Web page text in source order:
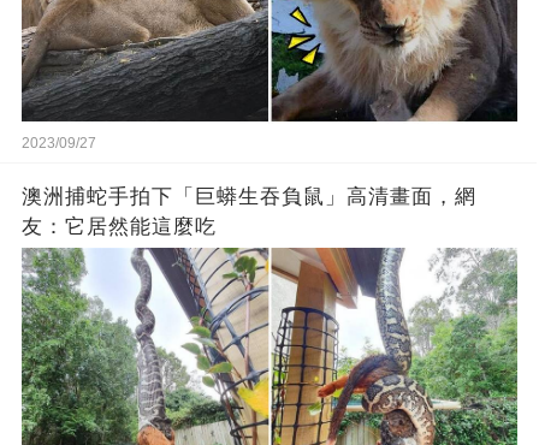
2023/09/27
澳洲捕蛇手拍下「巨蟒生吞負鼠」高清畫面，網
友：它居然能這麼吃